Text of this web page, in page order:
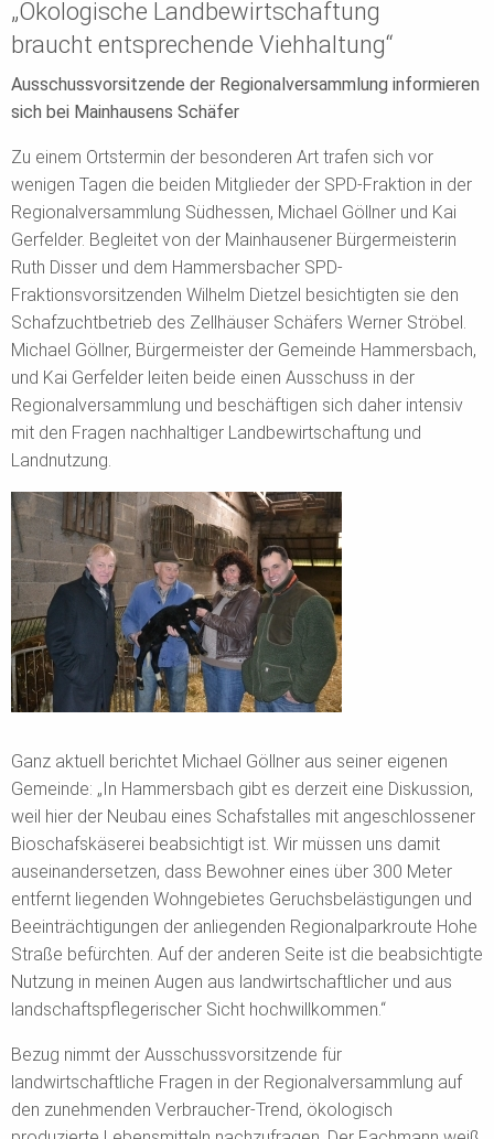
„Ökologische Landbewirtschaftung
braucht entsprechende Viehhaltung“
Ausschussvorsitzende der Regionalversammlung informieren
sich bei Mainhausens Schäfer
Zu einem Ortstermin der besonderen Art trafen sich vor
wenigen Tagen die beiden Mitglieder der SPD-Fraktion in der
Regionalversammlung Südhessen, Michael Göllner und Kai
Gerfelder. Begleitet von der Mainhausener Bürgermeisterin
Ruth Disser und dem Hammersbacher SPD-
Fraktionsvorsitzenden Wilhelm Dietzel besichtigten sie den
Schafzuchtbetrieb des Zellhäuser Schäfers Werner Ströbel.
Michael Göllner, Bürgermeister der Gemeinde Hammersbach,
und Kai Gerfelder leiten beide einen Ausschuss in der
Regionalversammlung und beschäftigen sich daher intensiv
mit den Fragen nachhaltiger Landbewirtschaftung und
Landnutzung.
Ganz aktuell berichtet Michael Göllner aus seiner eigenen
Gemeinde: „In Hammersbach gibt es derzeit eine Diskussion,
weil hier der Neubau eines Schafstalles mit angeschlossener
Bioschafskäserei beabsichtigt ist. Wir müssen uns damit
auseinandersetzen, dass Bewohner eines über 300 Meter
entfernt liegenden Wohngebietes Geruchsbelästigungen und
Beeinträchtigungen der anliegenden Regionalparkroute Hohe
Straße befürchten. Auf der anderen Seite ist die beabsichtigte
Nutzung in meinen Augen aus landwirtschaftlicher und aus
landschaftspflegerischer Sicht hochwillkommen.“
Bezug nimmt der Ausschussvorsitzende für
landwirtschaftliche Fragen in der Regionalversammlung auf
den zunehmenden Verbraucher-Trend, ökologisch